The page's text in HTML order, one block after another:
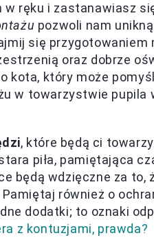
ręku i zastanawiasz
pozwoli nam
się przygotowaniem
oraz dobrze
kota, który może
w towarzystwie pupila
, które będą ci
piła, pamiętająca
będą wdzięczne za to,
również o
dodatki; to oznaki
z kontuzjami, prawda?